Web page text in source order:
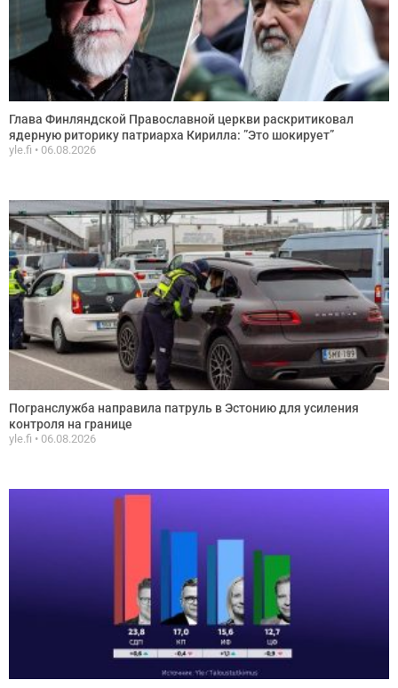
Глава Финляндской Православной церкви раскритиковал
ядерную риторику патриарха Кирилла: ”Это шокирует”
yle.fi 06.08.2026
Погранслужба направила патруль в Эстонию для усиления
контроля на границе
yle.fi 06.08.2026